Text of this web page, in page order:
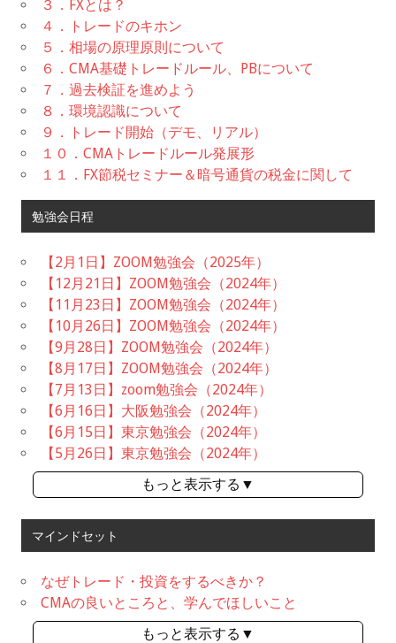
３．FXとは？
４．トレードのキホン
５．相場の原理原則について
６．CMA基礎トレードルール、PBについて
７．過去検証を進めよう
８．環境認識について
９．トレード開始（デモ、リアル）
１０．CMAトレードルール発展形
１１．FX節税セミナー＆暗号通貨の税金に関して
勉強会日程
【2月1日】ZOOM勉強会（2025年）
【12月21日】ZOOM勉強会（2024年）
【11月23日】ZOOM勉強会（2024年）
【10月26日】ZOOM勉強会（2024年）
【9月28日】ZOOM勉強会（2024年）
【8月17日】ZOOM勉強会（2024年）
【7月13日】zoom勉強会（2024年）
【6月16日】大阪勉強会（2024年）
【6月15日】東京勉強会（2024年）
【5月26日】東京勉強会（2024年）
もっと表示する▼
マインドセット
なぜトレード・投資をするべきか？
CMAの良いところと、学んでほしいこと
もっと表示する▼